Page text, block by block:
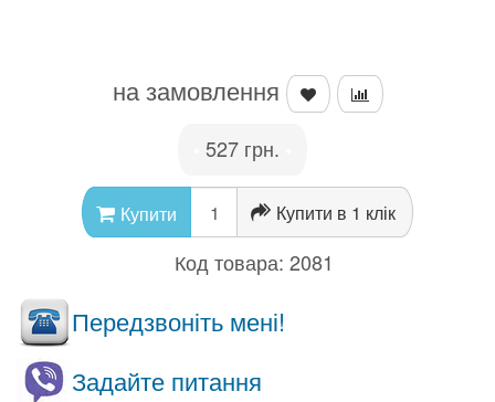
на замовлення
527 грн.
Купити Купити в 1 клік
Код товара: 2081
Передзвоніть мені!
Задайте питання